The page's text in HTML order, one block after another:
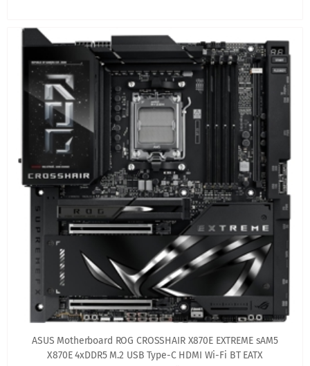
ASUS Motherboard ROG CROSSHAIR X870E EXTREME sAM5
X870E 4xDDR5 M.2 USB Type-C HDMI Wi-Fi BT EATX